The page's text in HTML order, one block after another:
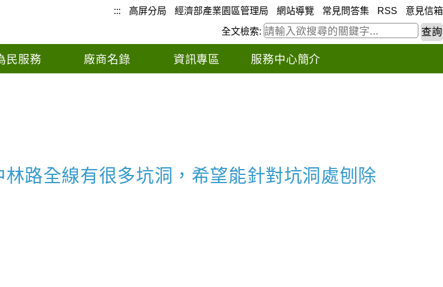
::: 高屏分局 經濟部產業園區管理局 網站導覽 常見問答集 RSS 意見信箱
全文檢索:
民服務 廠商名錄 資訊專區 服務中心簡介
路全線有很多坑洞，希望能針對坑洞處刨除